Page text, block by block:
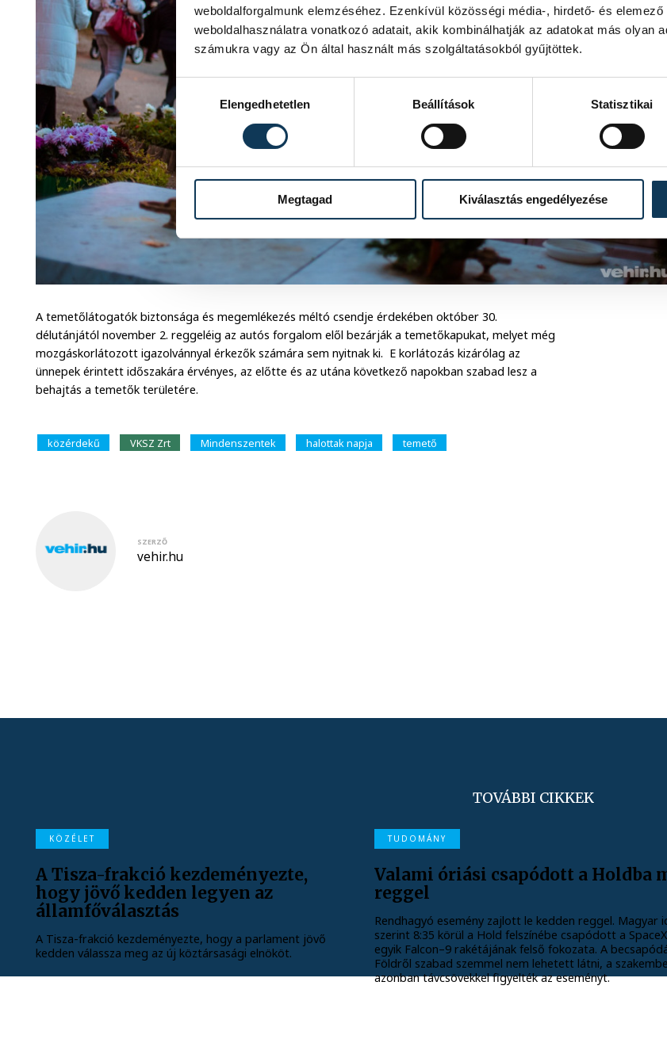
weboldalforgalmunk elemzéséhez. Ezenkívül közösségi média-, hirdető- és
weboldalhasználatra vonatkozó adatait, akik kombinálhatják az adatokat más olyan
számukra vagy az Ön által használt más szolgáltatásokból gyűjtöttek.
Hozzájárulás kiválasztása
Elengedhetetlen
Beállítások Statisztikai
Megtagad Kiválasztás engedélyezése
A temetőlátogatók biztonsága és megemlékezés méltó csendje érdekében október 30.
délutánjától november 2. reggeléig az autós forgalom elől bezárják a temetőkapukat, melyet még
mozgáskorlátozott igazolvánnyal érkezők számára sem nyitnak ki. E korlátozás kizárólag az
ünnepek érintett időszakára érvényes, az előtte és az utána következő napokban szabad lesz a
behajtás a temetők területére.
közérdekű VKSZ Zrt Mindenszentek halottak napja temető
SZERZŐ
vehir.hu
TOVÁBBI CIKKEK
KÖZÉLET
A Tisza-frakció kezdeményezte,
hogy jövő kedden legyen az
államfőválasztás
A Tisza-frakció kezdeményezte, hogy a parlament jövő
kedden válassza meg az új köztársasági elnököt.
TUDOMÁNY
Valami óriási csapódott a Holdba
reggel
Rendhagyó esemény zajlott le kedden reggel. Magyar
szerint 8:35 körül a Hold felszínébe csapódott a SpaceX
egyik Falcon–9 rakétájának felső fokozata. A
Földről szabad szemmel nem lehetett látni, a
azonban távcsövekkel figyelték az eseményt.